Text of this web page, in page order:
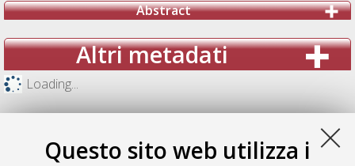
Questo sito web utilizza i
Abstract
Altri metadati
Loading...